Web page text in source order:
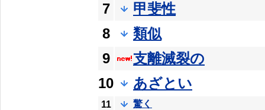
7
甲斐性
8
類似
9
支離滅裂の
10
あざとい
11
驚く